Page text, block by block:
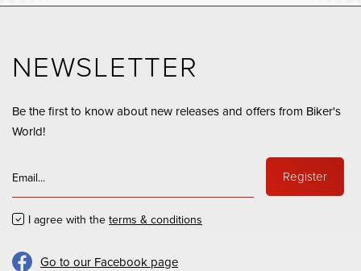
NEWSLETTER
Be the first to know about new releases and offers from Biker's
World!
Register
I agree with the terms & conditions
Go to our Facebook page